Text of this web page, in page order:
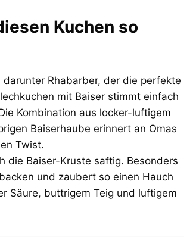
Kuchen so
Rhabarber, der die perfekte
mit Baiser stimmt einfach
Kombination aus locker-luftigem
Baiserhaube erinnert an Omas
Twist.
die Baiser-Kruste saftig. Besonders
und zaubert so einen Hauch
Säure, buttrigem Teig und luftigem